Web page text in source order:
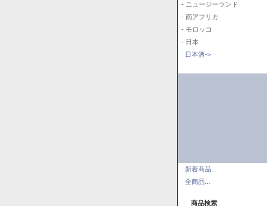
- ニュージーランド
- 南アフリカ
- モロッコ
- 日本
日本酒->
新着商品...
全商品...
商品検索